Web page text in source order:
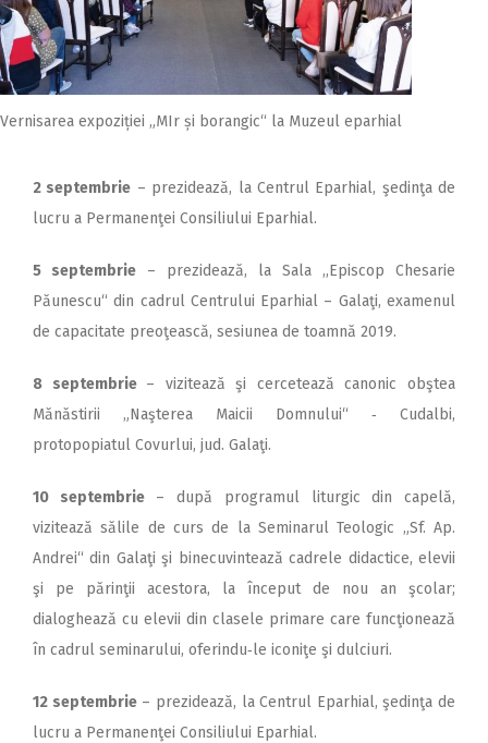
Vernisarea expoziției „MIr și borangic“ la Muzeul eparhial
2 septembrie – prezidează, la Centrul Eparhial, şedinţa de
lucru a Permanenţei Consiliului Eparhial.
5 septembrie – prezidează, la Sala ,,Episcop Chesarie
Păunescu“ din cadrul Centrului Eparhial – Galaţi, examenul
de capacitate preoţească, sesiunea de toamnă 2019.
8 septembrie – vizitează şi cercetează canonic obştea
Mănăstirii „Naşterea Maicii Domnului“ ‑ Cudalbi,
protopopiatul Covurlui, jud. Galaţi.
10 septembrie– după programul liturgic din capelă,
vizitează sălile de curs de la Seminarul Teologic „Sf. Ap.
Andrei“ din Galaţi şi binecuvintează cadrele didactice, elevii
şi pe părinţii acestora, la început de nou an şcolar;
dialoghează cu elevii din clasele primare care funcţionează
în cadrul seminarului, oferindu‑le iconiţe şi dulciuri.
12 septembrie– prezidează, la Centrul Eparhial, şedinţa de
lucru a Permanenţei Consiliului Eparhial.